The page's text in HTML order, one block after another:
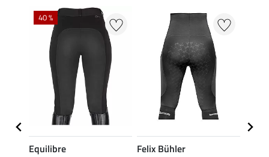
40 %
Equilibre
Felix Bühler